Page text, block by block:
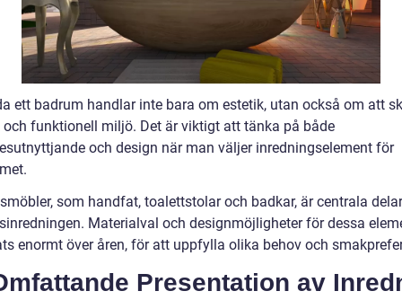
ett badrum handlar inte bara om estetik, utan också om att
funktionell miljö. Det är viktigt att tänka på både
och design när man väljer inredningselement för
som handfat, toalettstolar och badkar, är centrala
Materialval och designmöjligheter för dessa
enormt över åren, för att uppfylla olika behov och
Presentation av